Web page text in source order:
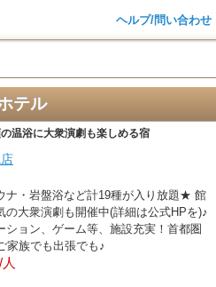
ヘルプ/問い合わせ
テル
温浴に大衆演劇も楽しめる宿
ナ・岩盤浴など計19種が入り放題★ 館
の大衆演劇も開催中(詳細は公式HPを)♪
ション、ゲーム等、施設充実！首都圏
家族でも出張でも♪